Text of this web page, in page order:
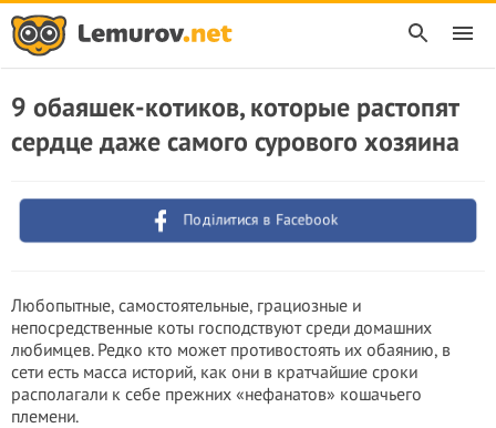
9 обаяшек-котиков, которые растопят
сердце даже самого сурового хозяина
Поділитися в Facebook
Любопытные, самостоятельные, грациозные и
непосредственные коты господствуют среди домашних
любимцев. Редко кто может противостоять их обаянию, в
сети есть масса историй, как они в кратчайшие сроки
располагали к себе прежних «нефанатов» кошачьего
племени.